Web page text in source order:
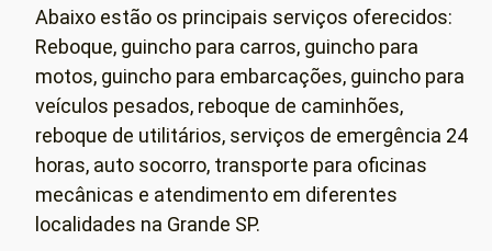
Abaixo estão os principais serviços oferecidos:
Reboque, guincho para carros, guincho para
motos, guincho para embarcações, guincho para
veículos pesados, reboque de caminhões,
reboque de utilitários, serviços de emergência 24
horas, auto socorro, transporte para oficinas
mecânicas e atendimento em diferentes
localidades na Grande SP.